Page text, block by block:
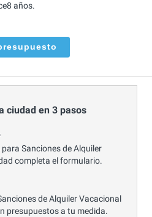
años.
ciudad en 3 pasos
Sanciones de Alquiler
completa el formulario.
de Alquiler Vacacional
presupuestos a tu medida.